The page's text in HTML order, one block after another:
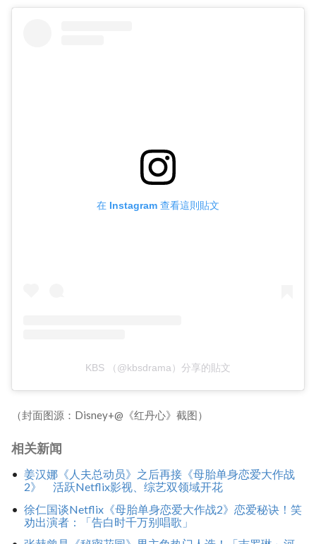
在 Instagram 查看這則貼文
KBS （@kbsdrama）分享的貼文
（封面图源：Disney+@《红丹心》截图）
相关新闻
姜汉娜《人夫总动员》之后再接《母胎单身恋爱大作战
2》 活跃Netflix影视、综艺双领域开花
徐仁国谈Netflix《母胎单身恋爱大作战2》恋爱秘诀！笑
劝出演者：「告白时千万别唱歌」